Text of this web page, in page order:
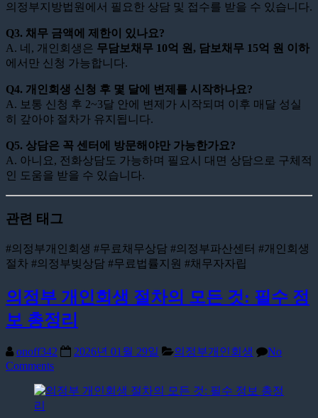
의정부지방법원에서 필요한 상담 및 접수를 받을 수 있습니다.
Q3. 채무 금액에 제한이 있나요?
A. 네, 개인회생은 무담보채무 10억 원, 담보채무 15억 원 이하
에서만 신청 가능합니다.
Q4. 개인회생 신청 후 몇 달에 변제를 시작하나요?
A. 보통 신청 후 2~3달 안에 변제가 시작되며 이후 매달 성실
히 갚아야 절차가 유지됩니다.
Q5. 상담은 꼭 센터에 방문해야만 가능한가요?
A. 아니요, 전화상담도 가능하며 필요시 대면 상담으로 구체적
인 도움을 받을 수 있습니다.
관련 태그
#의정부개인회생 #무료채무상담 #의정부파산센터 #개인회생
절차 #의정부빚상담 #무료법률지원 #채무자자립
의정부 개인회생 절차의 모든 것: 필수 정
보 총정리
onoff342 2026년 01월 29일 의정부개인회생
No
Comments